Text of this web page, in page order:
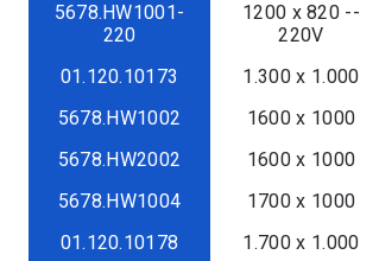
5678.HW1001-
220
1200 x 820 --
220V
01.120.10173 1.300 x 1.000
5678.HW1002
1600 x 1000
5678.HW2002
1600 x 1000
5678.HW1004
1700 x 1000
01.120.10178
1.700 x 1.000